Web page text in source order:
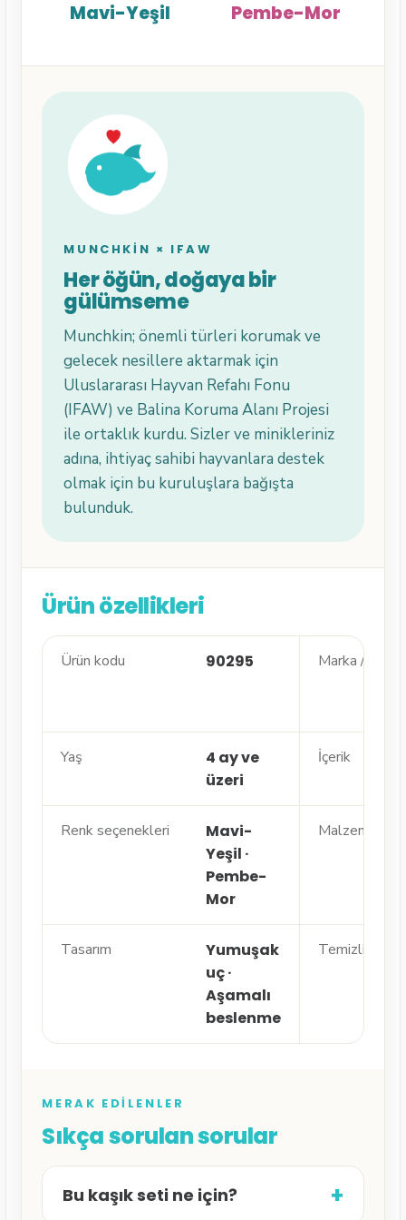
Mavi-Yeşil Pembe-Mor
MUNCHKIN × IFAW
Her öğün, doğaya bir
gülümseme
Munchkin; önemli türleri korumak ve
gelecek nesillere aktarmak için
Uluslararası Hayvan Refahı Fonu
(IFAW) ve Balina Koruma Alanı Projesi
ile ortaklık kurdu. Sizler ve minikleriniz
adına, ihtiyaç sahibi hayvanlara destek
olmak için bu kuruluşlara bağışta
bulunduk.
Ürün özellikleri
Ürün kodu 90295 Marka / Seri
Yaş
4 ay ve
üzeri
İçerik
Renk seçenekleri
Mavi-
Yeşil ·
Pembe-
Mor
Malzeme
Tasarım
Yumuşak
uç ·
Aşamalı
beslenme
Temizlik
MERAK EDILENLER
Sıkça sorulan sorular
Bu kaşık seti ne için? +